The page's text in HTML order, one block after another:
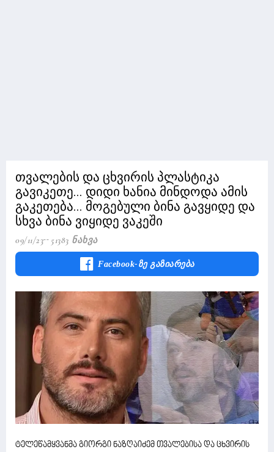
თვალების და ცხვირის პლასტიკა
გავიკეთე... დიდი ხანია მინდოდა ამის
გაკეთება... მოგებული ბინა გავყიდე და
სხვა ბინა ვიყიდე ვაკეში
09/11/23 51383 Ნახვა
Facebook-Ზე Გაზიარება
ტელეწამყვანმა გიორგი ნაზღაიძემ თვალებისა და ცხვირის